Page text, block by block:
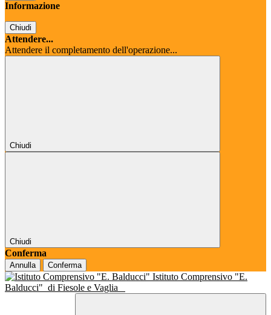
Informazione
Chiudi
Attendere...
Attendere il completamento dell'operazione...
Chiudi
Chiudi
Conferma
Annulla Conferma
Istituto Comprensivo "E.
Balducci" di Fiesole e Vaglia